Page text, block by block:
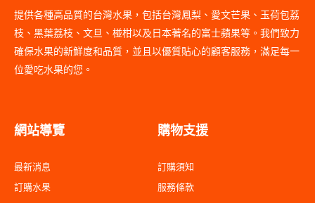
提供各種高品質的台灣水果，包括台灣鳳梨、愛文芒果、玉荷包荔
枝、黑葉荔枝、文旦、椪柑以及日本著名的富士蘋果等。我們致力
確保水果的新鮮度和品質，並且以優質貼心的顧客服務，滿足每一
位愛吃水果的您。
網站導覽
最新消息
訂購水果
購物支援
訂購須知
服務條款